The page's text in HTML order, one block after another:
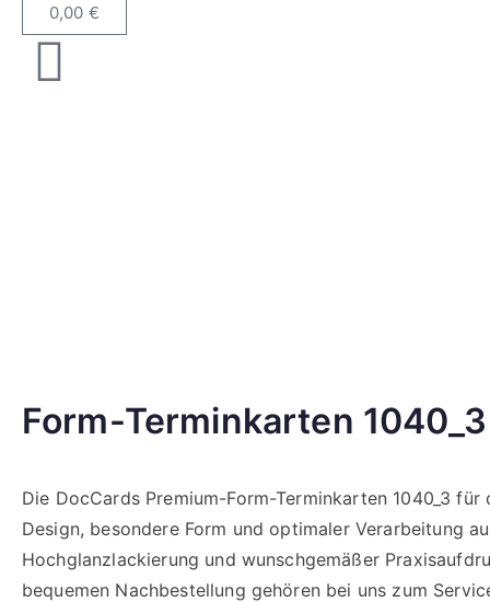
0,00 €
Form-Terminkarten 1040_3
Die DocCards Premium-Form-Terminkarten 1040_3
Design, besondere Form und optimaler Verarbeitung
Hochglanzlackierung und wunschgemäßer
bequemen Nachbestellung gehören bei uns zum